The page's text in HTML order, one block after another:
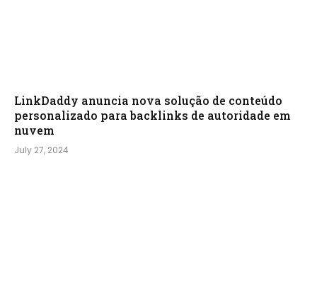
LinkDaddy anuncia nova solução de conteúdo
personalizado para backlinks de autoridade em
nuvem
July 27, 2024